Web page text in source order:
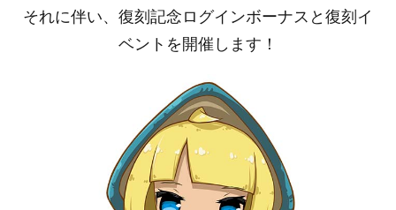
それに伴い、復刻記念ログインボーナスと復刻イ
ベントを開催します！